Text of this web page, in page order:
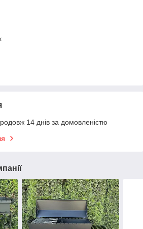
14 днів за домовленістю